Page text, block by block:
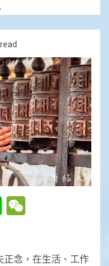
Line
正念，在生活、工作